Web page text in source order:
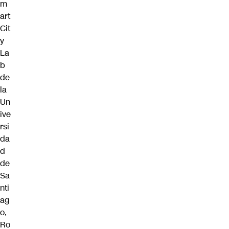
m
art
Cit
y
La
b
de
la
Un
ive
rsi
da
d
de
Sa
nti
ag
o,
Ro